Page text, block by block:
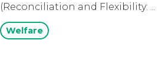
(Reconciliation and Flexibility: ...
Welfare